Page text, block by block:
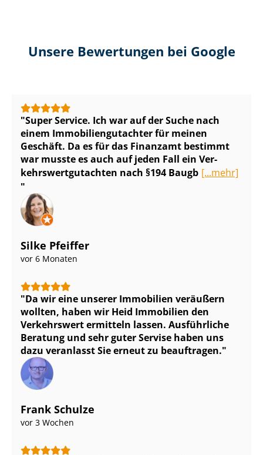
Unsere Bewertungen bei Google
Super Service. Ich war auf der Suche nach
einem Im­mo­bi­li­en­gut­ach­ter für meinen
Geschäft. Da es für das Finanzamt bestimmt
war musste es auch auf jeden Fall ein Ver­
kehrs­wert­gut­ach­ten nach §194 Baugb [...mehr]
Silke Pfeiffer
vor 6 Monaten
Da wir eine unserer Immobilien veräußern
wollten, haben wir Heid Immobilien den
Verkehrswert ermitteln lassen. Ausführliche
Beratung und sehr guter Servise haben uns
dazu veranlasst Sie erneut zu beauftragen.
Frank Schulze
vor 3 Wochen